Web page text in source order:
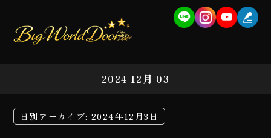
2024 12月 03
日別アーカイブ: 2024年12月3日